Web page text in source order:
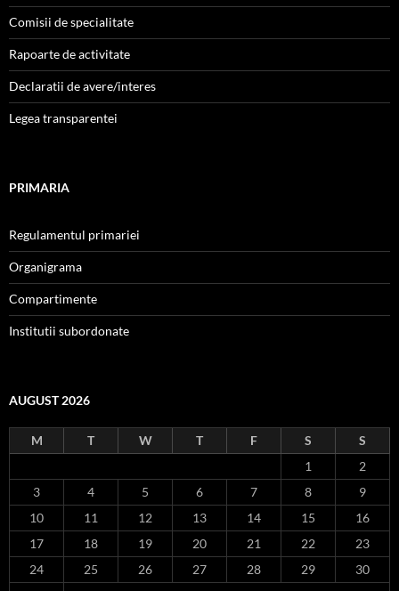
Comisii de specialitate
Rapoarte de activitate
Declaratii de avere/interes
Legea transparentei
PRIMARIA
Regulamentul primariei
Organigrama
Compartimente
Institutii subordonate
AUGUST 2026
M T W T F S
S
1
2
3
4 5 6 7 8
9
10
11 12 13 14 15
16
17
18 19 20 21 22
23
24
25 26 27 28 29
30